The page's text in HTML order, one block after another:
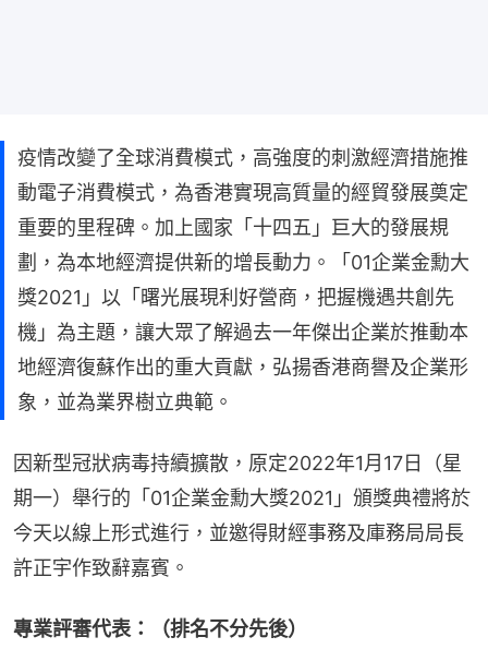
疫情改變了全球消費模式，高強度的刺激經濟措施推
動電子消費模式，為香港實現高質量的經貿發展奠定
重要的里程碑。加上國家「十四五」巨大的發展規
劃，為本地經濟提供新的增長動力。「01企業金勳大
獎2021」以「曙光展現利好營商，把握機遇共創先
機」為主題，讓大眾了解過去一年傑出企業於推動本
地經濟復蘇作出的重大貢獻，弘揚香港商譽及企業形
象，並為業界樹立典範。
因新型冠狀病毒持續擴散，原定2022年1月17日（星
期一）舉行的「01企業金勳大獎2021」頒獎典禮將於
今天以線上形式進行，並邀得財經事務及庫務局局長
許正宇作致辭嘉賓。
專業評審代表：（排名不分先後）